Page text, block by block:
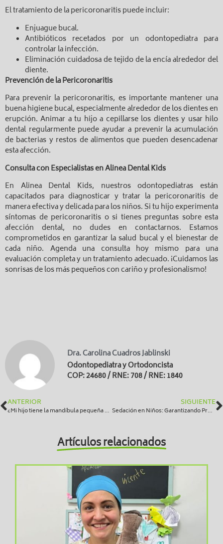
El tratamiento de la pericoronaritis puede incluir:
Enjuague bucal.
Antibióticos recetados por un odontopediatra para
controlar la infección.
Eliminación cuidadosa de tejido de la encía alrededor del
diente.
Prevención de la Pericoronaritis
Para prevenir la pericoronaritis, es importante mantener una
buena higiene bucal, especialmente alrededor de los dientes en
erupción. Animar a tu hijo a cepillarse los dientes y usar hilo
dental regularmente puede ayudar a prevenir la acumulación
de bacterias y restos de alimentos que pueden desencadenar
esta afección.
Consulta con Especialistas en Alinea Dental Kids
En Alinea Dental Kids, nuestros odontopediatras están
capacitados para diagnosticar y tratar la pericoronaritis de
manera efectiva y delicada para los niños. Si tu hijo experimenta
síntomas de pericoronaritis o si tienes preguntas sobre esta
afección dental, no dudes en contactarnos. Estamos
comprometidos en garantizar la salud bucal y el bienestar de
cada niño. Agenda una consulta hoy mismo para una
evaluación completa y un tratamiento adecuado. ¡Cuidamos las
sonrisas de los más pequeños con cariño y profesionalismo!
Dra. Carolina Cuadros Jablinski
Odontopediatra y Ortodoncista
COP: 24680 / RNE: 708 / RNE: 1840
ANTERIOR
¿Mi hijo tiene la mandíbula pequeña o retraída? Causas y Tratamiento
SIGUIENTE
Sedación en Niños: Garantizando Procedimientos Dentales Seguros y Amigables
Artículos relacionados